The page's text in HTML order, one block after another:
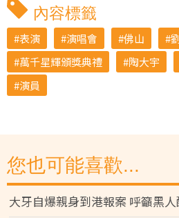
內容標籤
表演 演唱會 佛山
萬千星輝頒獎典禮
陶大宇
演員
您也可能喜歡...
大牙自爆親身到港報案 呼籲黑